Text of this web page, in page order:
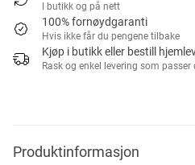
I butikk og på nett
100% fornøydgaranti
Hvis ikke får du pengene tilbake
Kjøp i butikk eller bestill
Rask og enkel levering som passer
Produktinformasjon